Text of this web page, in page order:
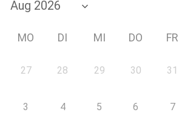
MO DI MI DO FR
27 28 29 30 31
3 4 5 6 7